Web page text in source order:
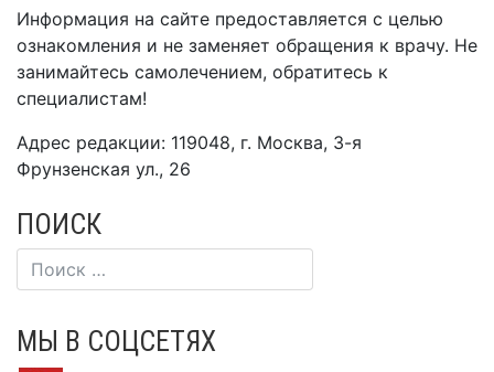
Информация на сайте предоставляется с целью
ознакомления и не заменяет обращения к врачу. Не
занимайтесь самолечением, обратитесь к
специалистам!
Адрес редакции: 119048, г. Москва, 3-я
Фрунзенская ул., 26
ПОИСК
МЫ В СОЦСЕТЯХ